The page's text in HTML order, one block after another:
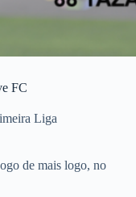
FC
Liga
de mais logo, no